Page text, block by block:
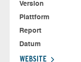
Version
Plattform
Report
Datum
WEBSITE